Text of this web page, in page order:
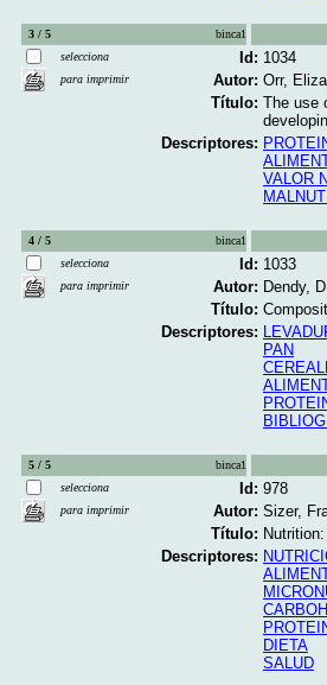
3 / 5
binca1
selecciona
para imprimir
Id: 1034
Autor: Orr,
Título: The use
Descriptores:
VALOR
4 / 5
binca1
selecciona
para imprimir
Id: 1033
Autor: Dendy,
Título:
Descriptores:
PAN
5 / 5
binca1
selecciona
para imprimir
Id: 978
Autor: Sizer,
Título:
Descriptores:
DIETA
SALUD